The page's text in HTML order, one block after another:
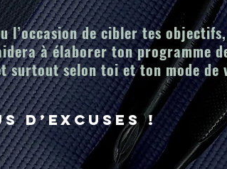
l’occasion de cibler tes
à élaborer ton programme
surtout selon toi et ton mode de
d’excuses !